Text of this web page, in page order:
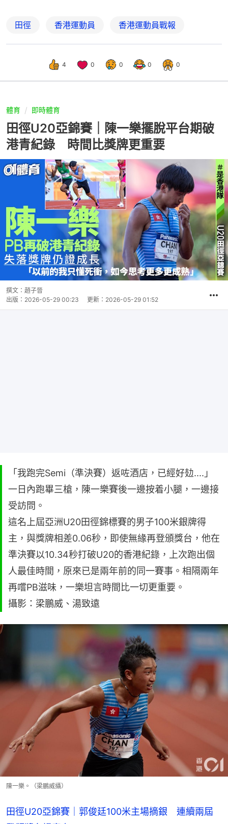
田徑 香港運動員 香港運動員戰報
4 0 0 0 0
體育 即時體育
田徑U20亞錦賽｜陳一樂擺脫平台期破
港青紀錄 時間比獎牌更重要
撰文： 趙子晉
出版： 2026-05-29 00:23 更新： 2026-05-29 01:52
「我跑完Semi（準決賽）返咗酒店，已經好攰....」
一日內跑畢三槍，陳一樂賽後一邊按着小腿，一邊接
受訪問。
這名上屆亞洲U20田徑錦標賽的男子100米銀牌得
主，與獎牌相差0.06秒，即使無緣再登頒獎台，他在
準決賽以10.34秒打破U20的香港紀錄，上次跑出個
人最佳時間，原來已是兩年前的同一賽事。相隔兩年
再嚐PB滋味，一樂坦言時間比一切更重要。
攝影：梁鵬威、湯致遠
陳一樂。（梁鵬威攝）
田徑U20亞錦賽｜郭俊廷100米主場摘銀 連續兩屆